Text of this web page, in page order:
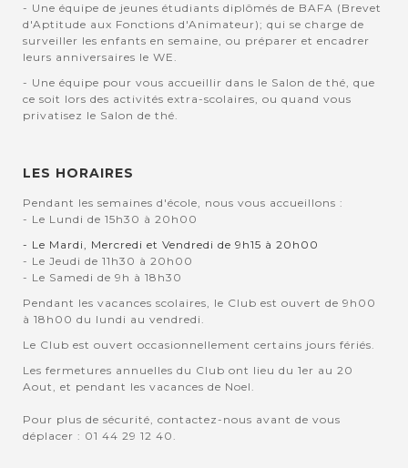
- Une équipe de jeunes étudiants diplômés de BAFA (Brevet
d'Aptitude aux Fonctions d'Animateur); qui se charge de
surveiller les enfants en semaine, ou préparer et encadrer
leurs anniversaires le WE.
- Une équipe pour vous accueillir dans le Salon de thé, que
ce soit lors des activités extra-scolaires, ou quand vous
privatisez le Salon de thé.
LES HORAIRES
Pendant les semaines d'école, nous vous accueillons :
- Le Lundi de 15h30 à 20h00
- Le Mardi, Mercredi et Vendredi de 9h15 à 20h00
- Le Jeudi de 11h30 à 20h00
- Le Samedi de 9h à 18h30
Pendant les vacances scolaires, le Club est ouvert de 9h00
à 18h00 du lundi au vendredi.
Le Club est ouvert occasionnellement certains jours fériés.
Les fermetures annuelles du Club ont lieu du 1er au 20
Aout, et pendant les vacances de Noel.
Pour plus de sécurité, contactez-nous avant de vous
déplacer : 01 44 29 12 40.